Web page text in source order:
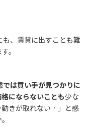
、賃貸に出すことも難
。
では買い手が見つかりに
にならないことも少な
動きが取れない…」と感